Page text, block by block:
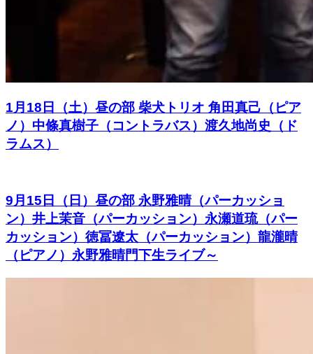
1月18日（土）昼の部 柴犬トリオ 角田真己（ピア
ノ）中條真樹子（コントラバス）渡久地尚史（ド
ラムス）
9月15日（日）昼の部 永野雅晴（パーカッショ
ン）井上茉音（パーカッション）永瀬道琉（パー
カッション）徳冨遼太（パーカッション）龍瀧晴
（ピアノ）永野雅晴門下生ライブ～